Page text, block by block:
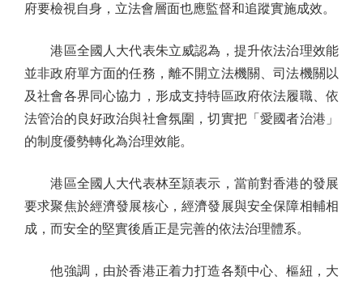
府要檢視自身，立法會層面也應監督和追蹤實施成效。
港區全國人大代表朱立威認為，提升依法治理效能
並非政府單方面的任務，離不開立法機關、司法機關以
及社會各界同心協力，形成支持特區政府依法履職、依
法管治的良好政治與社會氛圍，切實把「愛國者治港」
的制度優勢轉化為治理效能。
港區全國人大代表林至頴表示，當前對香港的發展
要求聚焦於經濟發展核心，經濟發展與安全保障相輔相
成，而安全的堅實後盾正是完善的依法治理體系。
他強調，由於香港正着力打造各類中心、樞紐，大